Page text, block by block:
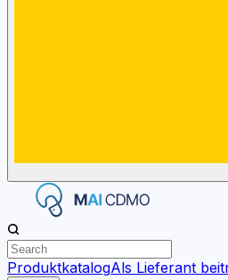
ProduktkatalogAls Lieferant